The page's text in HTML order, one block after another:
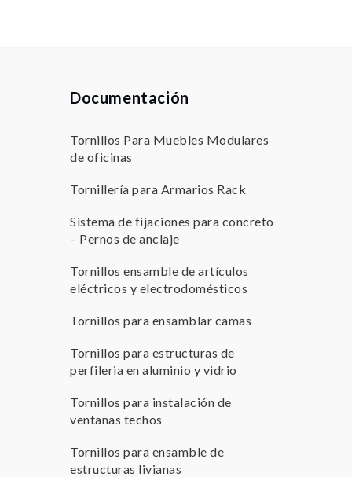
Documentación
Tornillos Para Muebles Modulares
de oficinas
Tornillería para Armarios Rack
Sistema de fijaciones para concreto
– Pernos de anclaje
Tornillos ensamble de artículos
eléctricos y electrodomésticos
Tornillos para ensamblar camas
Tornillos para estructuras de
perfileria en aluminio y vidrio
Tornillos para instalación de
ventanas techos
Tornillos para ensamble de
estructuras livianas